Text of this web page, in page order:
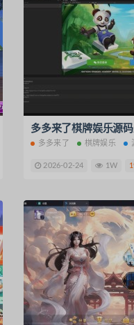
多多来了 棋牌娱乐
2026-02-24 1W